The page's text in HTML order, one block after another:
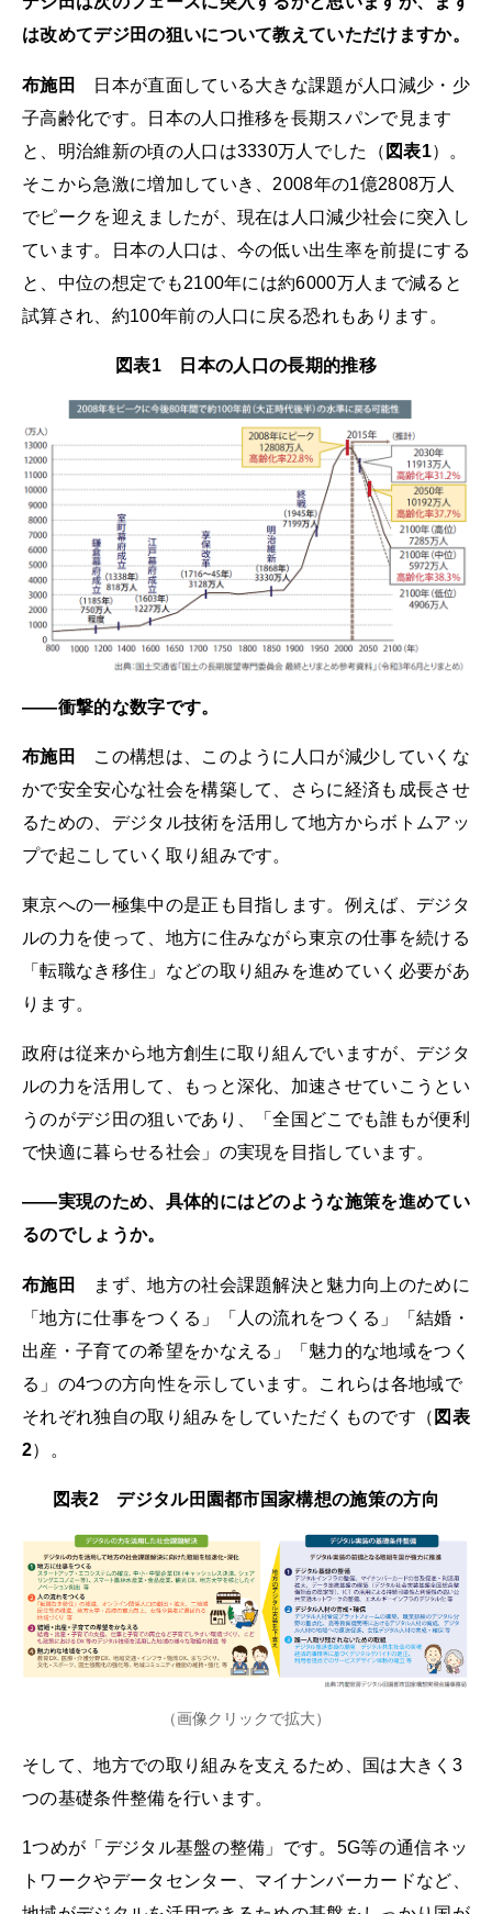
は改めてデジ田の狙いについて教えていただけますか。
布施田
日本が直面している大きな課題が人口減少・少
子高齢化です。日本の人口推移を長期スパンで見ます
と、明治維新の頃の人口は3330万人でした（ 図表1）。
そこから急激に増加していき、2008年の1億2808万人
でピークを迎えましたが、現在は人口減少社会に突入し
ています。日本の人口は、今の低い出生率を前提にする
と、中位の想定でも2100年には約6000万人まで減ると
試算され、約100年前の人口に戻る恐れもあります。
図表1 日本の人口の長期的推移
――衝撃的な数字です。
布施田
この構想は、このように人口が減少していくな
かで安全安心な社会を構築して、さらに経済も成長させ
るための、デジタル技術を活用して地方からボトムアッ
プで起こしていく取り組みです。
東京への一極集中の是正も目指します。例えば、デジタ
ルの力を使って、地方に住みながら東京の仕事を続ける
「転職なき移住」などの取り組みを進めていく必要があ
ります。
政府は従来から地方創生に取り組んでいますが、デジタ
ルの力を活用して、もっと深化、加速させていこうとい
うのがデジ田の狙いであり、「全国どこでも誰もが便利
で快適に暮らせる社会」の実現を目指しています。
――実現のため、具体的にはどのような施策を進めてい
るのでしょうか。
布施田
まず、地方の社会課題解決と魅力向上のために
「地方に仕事をつくる」「人の流れをつくる」「結婚・
出産・子育ての希望をかなえる」「魅力的な地域をつく
る」の4つの方向性を示しています。これらは各地域で
それぞれ独自の取り組みをしていただくものです（ 図表
2）。
図表2 デジタル田園都市国家構想の施策の方向
（画像クリックで拡大）
そして、地方での取り組みを支えるため、国は大きく3
つの基礎条件整備を行います。
1つめが「デジタル基盤の整備」です。5G等の通信ネッ
トワークやデータセンター、マイナンバーカードなど、